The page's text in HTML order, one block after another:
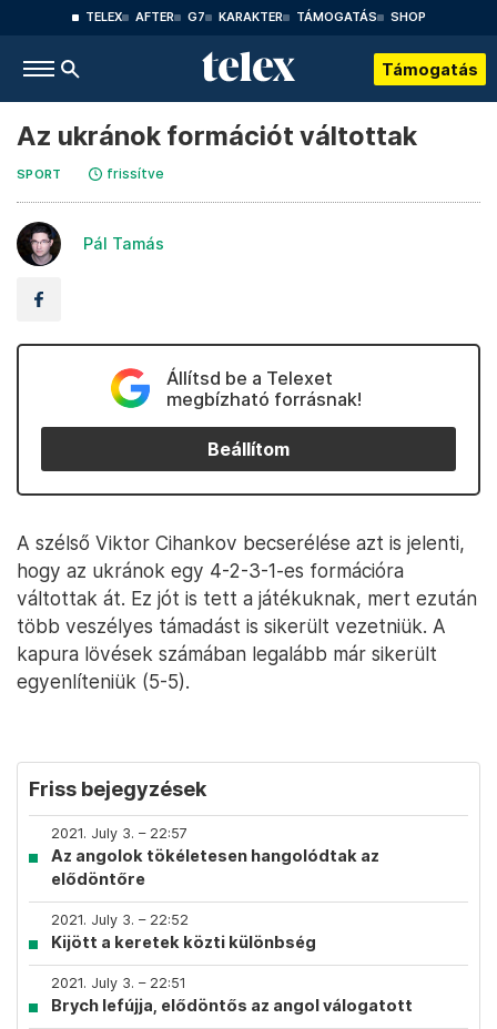
TELEX AFTER G7 KARAKTER TÁMOGATÁS SHOP
Támogatás
Az ukránok formációt váltottak
SPORT frissítve
Pál Tamás
Állítsd be a Telexet
megbízható forrásnak!
Beállítom
A szélső Viktor Cihankov becserélése azt is jelenti,
hogy az ukránok egy 4-2-3-1-es formációra
váltottak át. Ez jót is tett a játékuknak, mert ezután
több veszélyes támadást is sikerült vezetniük. A
kapura lövések számában legalább már sikerült
egyenlíteniük (5-5).
Friss bejegyzések
2021. July 3. – 22:57
Az angolok tökéletesen hangolódtak az
elődöntőre
2021. July 3. – 22:52
Kijött a keretek közti különbség
2021. July 3. – 22:51
Brych lefújja, elődöntős az angol válogatott